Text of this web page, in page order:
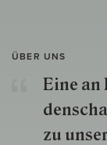
ÜBER UNS
Eine an
zu